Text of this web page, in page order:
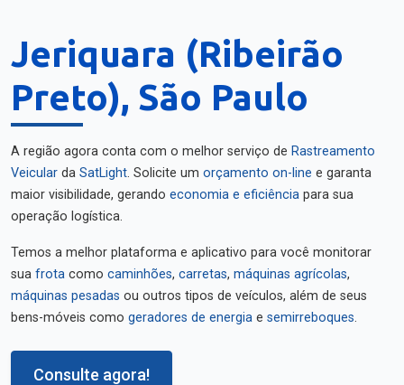
Jeriquara (Ribeirão
Preto), São Paulo
A região agora conta com o melhor serviço de Rastreamento
Veicular da SatLight. Solicite um orçamento on-line e garanta
maior visibilidade, gerando economia e eficiência para sua
operação logística.
Temos a melhor plataforma e aplicativo para você monitorar
sua frota como caminhões, carretas, máquinas agrícolas,
máquinas pesadas ou outros tipos de veículos, além de seus
bens-móveis como geradores de energia e semirreboques.
Consulte agora!